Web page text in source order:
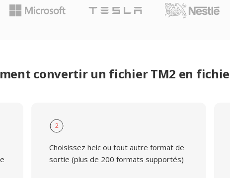
convertir un fichier TM2 en
2
Choisissez heic ou tout autre format de
sortie (plus de 200 formats supportés)